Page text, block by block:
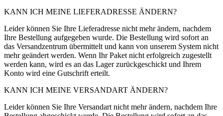
KANN ICH MEINE LIEFERADRESSE ÄNDERN?
Leider können Sie Ihre Lieferadresse nicht mehr ändern, nachdem
Ihre Bestellung aufgegeben wurde. Die Bestellung wird sofort an
das Versandzentrum übermittelt und kann von unserem System nicht
mehr geändert werden. Wenn Ihr Paket nicht erfolgreich zugestellt
werden kann, wird es an das Lager zurückgeschickt und Ihrem
Konto wird eine Gutschrift erteilt.
KANN ICH MEINE VERSANDART ÄNDERN?
Leider können Sie Ihre Versandart nicht mehr ändern, nachdem Ihre